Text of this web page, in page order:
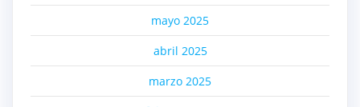
mayo 2025
abril 2025
marzo 2025